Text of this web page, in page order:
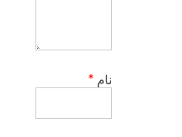
نام *